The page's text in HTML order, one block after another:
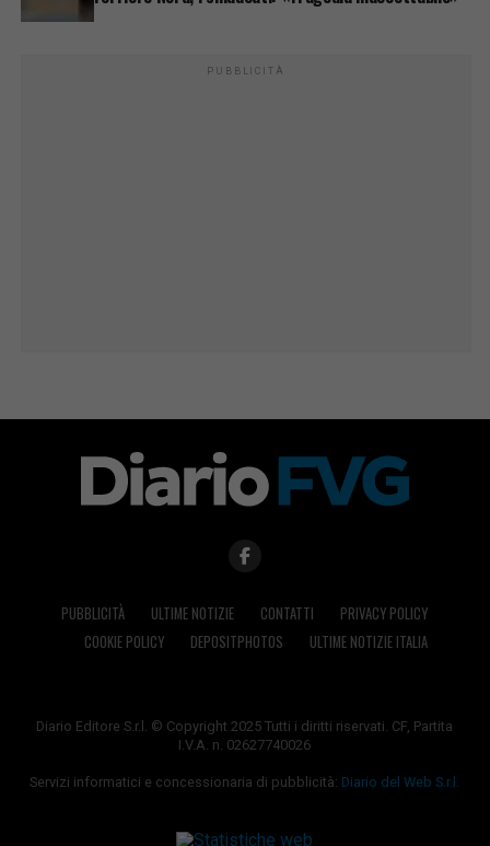
PUBBLICITÀ
PUBBLICITÀ ULTIME NOTIZIE CONTATTI
PRIVACY POLICY
COOKIE POLICY
DEPOSITPHOTOS ULTIME NOTIZIE ITALIA
Diario Editore S.r.l. © Copyright 2025 Tutti i diritti riservati. CF, Partita
I.V.A. n. 02627740026
Servizi informatici e concessionaria di pubblicità: Diario del Web S.r.l.